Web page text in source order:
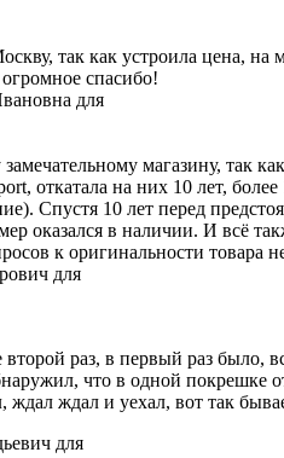
так как устроила цена,
спасибо!
магазину, так
откатала на них 10 лет,
Спустя 10 лет перед
оказался в наличии. И всё
к оригинальности товара
раз, в первый раз было,
что в одной покрешке
ждал и уехал, вот так